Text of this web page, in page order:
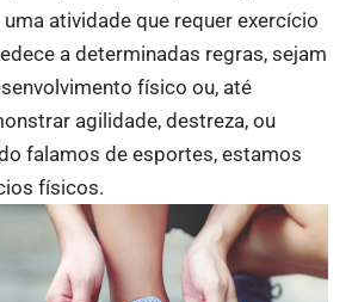
atividade que requer exercício
a determinadas regras, sejam
físico ou, até
agilidade, destreza, ou
falamos de esportes, estamos
físicos.